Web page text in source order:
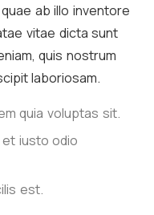
ab illo inventore
vitae dicta sunt
quis nostrum
laboriosam.
quia voluptas sit.
iusto odio
est.